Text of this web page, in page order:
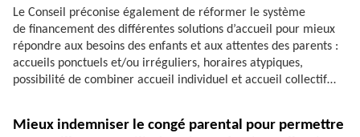
Le Conseil préconise également de réformer le système
de financement des différentes solutions d’accueil pour mieux
répondre aux besoins des enfants et aux attentes des parents :
accueils ponctuels et/ou irréguliers, horaires atypiques,
possibilité de combiner accueil individuel et accueil collectif…
Mieux indemniser le congé parental pour permettre